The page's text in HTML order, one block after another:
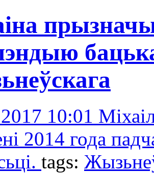
10:01
2014 года
tags: